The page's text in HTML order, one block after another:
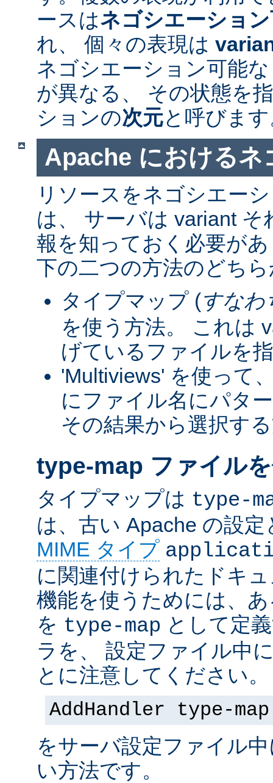
ースはネゴシエーショ
れ、 個々の表現は
ネゴシエーション可能
が異なる、 その状態を
ションの次元と呼びま
Apache におけるネ
リソースをネゴシエー
は、 サーバは variant
報を知っておく必要が
下の二つの方法のどち
タイプマップ (すなわ
を使う方法。 これは
げているファイルを
'Multiviews' を使って
にファイル名にパタ
その結果から選択す
type-map ファイル
タイプマップは type-
は、古い Apache の設
MIME タイプ
に関連付けられたドキ
機能を使うためには、
を type-map として定
ラを、 設定ファイル中
とに注意してください
AddHandler type-
をサーバ設定ファイル
い方法です。